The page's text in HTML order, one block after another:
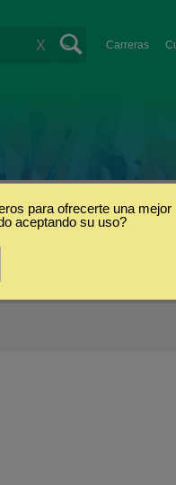
Carreras
X
para ofrecerte una mejor
aceptando su uso?